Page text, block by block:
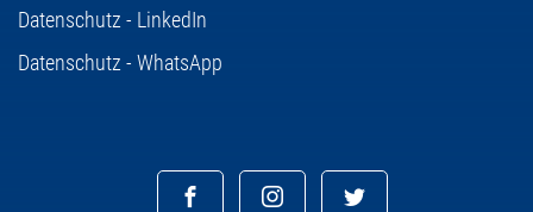
Datenschutz - LinkedIn
Datenschutz - WhatsApp